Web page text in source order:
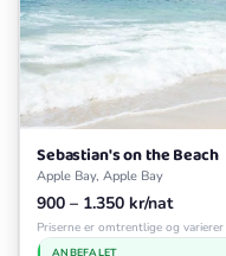
Sebastian's on the Beach
Apple Bay, Apple Bay
900 – 1.350 kr/nat
Priserne er omtrentlige og
ANBEFALET